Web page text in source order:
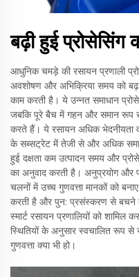
बढ़ी हुई प्रोसेसिंग
आधुनिक चमड़े की रसायन प्रणाली
अवशोषण और अभिक्रिया समय को
काम करती है। ये उन्नत समाधान
जबकि पूरे बैच में गहन और समान रूप से
करते हैं। ये रसायन अधिक भेदनीयता
के सब्सट्रेट में तेजी से और अधिक
हुई दक्षता कम उत्पादन समय और
का अनुवाद करती है। अनुप्रयोग और
चलनों में उच्च गुणवत्ता मानकों को
करती है और पुन: प्रसंस्करण से बचने
स्मार्ट रसायन प्रणालियों को
स्थितियों के अनुसार स्वचालित रूप से
गुणवत्ता क्या भी हो।